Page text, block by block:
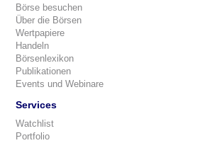
Börse besuchen
Über die Börsen
Wertpapiere
Handeln
Börsenlexikon
Publikationen
Events und Webinare
Services
Watchlist
Portfolio